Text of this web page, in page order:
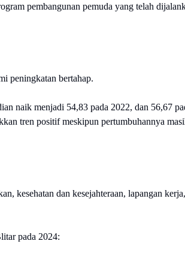
pembangunan pemuda yang telah
peningkatan bertahap.
naik menjadi 54,83 pada 2022, dan 56,67
tren positif meskipun pertumbuhannya
kesehatan dan kesejahteraan, lapangan
pada 2024: